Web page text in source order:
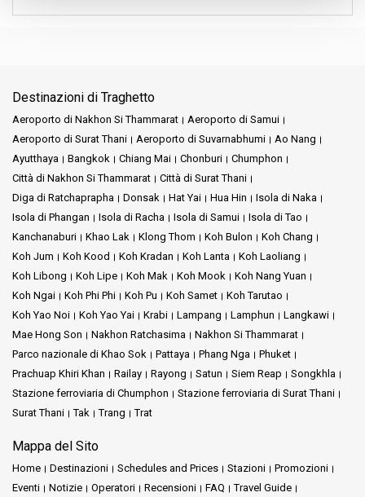
D’altra parte, Roong Reuang Coach, con i suoi autobus blu
Il loro impegno per la puntualità e il comfort è ben noto. Se ti trovi
alla Stazione degli Autobus del Centro Turistico di Hua Hin, è
molto probabile che incontri questi due servizi di autobus.
Entrambi sono noti per la loro affidabilità, rendendoli scelte
popolari sia per i residenti locali che per i turisti che desiderano
esplorare la bellezza della Thailandia.
Questa stazione degli autobus, integrata senza soluzione di
continuità con il Centro Turistico, è la tua porta d’accesso alla
punto di partenza principale per la tranquilla Koh Samui.
Conserva i tuoi biglietti dell’autobus e lascia che la tua
immaginazione vaghi. Pensa agli orizzonti delle isole, alla
promessa affascinante di esplorazione e ai misteri che ogni
destinazione in Thailandia racchiude.
Una volta arrivato al Molo di Donsak, numerose opzioni ti
Mai o l’atmosfera energica di Sai Tai Mai - ogni destinazione è un
viaggio che aspetta di essere intrapreso. Non dimenticare i
collegamenti con l'Aeroporto di Suvarnabhumi, che rendono
semplici i collegamenti internazionali. Dalle metropoli animate
alle spiagge tranquille, i tesori della Thailandia sono a una corsa
Destinazioni di Traghetto
Aeroporto di Nakhon Si Thammarat
Aeroporto di Samui
Aeroporto di Surat Thani
Aeroporto di Suvarnabhumi
Ao Nang
Ayutthaya
Bangkok Chiang Mai Chonburi
Chumphon
Città di Nakhon Si Thammarat
Città di Surat Thani
Diga di Ratchaprapha
Donsak Hat Yai Hua Hin
Isola di Naka
Isola di Phangan
Isola di Racha Isola di Samui
Isola di Tao
Kanchanaburi
Khao Lak Klong Thom Koh Bulon
Koh Chang
Koh Jum
Koh Kood Koh Kradan Koh Lanta
Koh Laoliang
Koh Libong
Koh Lipe Koh Mak Koh Mook
Koh Nang Yuan
Koh Ngai
Koh Phi Phi Koh Pu Koh Samet
Koh Tarutao
Koh Yao Noi
Koh Yao Yai Krabi Lampang Lamphun
Langkawi
Mae Hong Son
Nakhon Ratchasima
Nakhon Si Thammarat
Parco nazionale di Khao Sok
Pattaya Phang Nga
Phuket
Prachuap Khiri Khan
Railay Rayong Satun Siem Reap
Songkhla
Stazione ferroviaria di Chumphon
Stazione ferroviaria di Surat Thani
Surat Thani
Tak Trang Trat
Mappa del Sito
Home Destinazioni Schedules and Prices Stazioni
Promozioni
Eventi
Notizie Operatori Recensioni FAQ
Travel Guide